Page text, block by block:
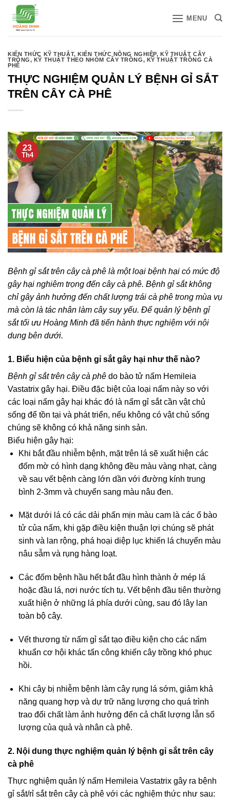
qua
MENU
KIẾN THỨC KỸ THUẬT,KIẾN THỨC NÔNG NGHIỆP,KỸ THUẬT CÂY
TRỒNG, KỸ THUẬT THEO NHÓM CÂY TRỒNG, KỸ THUẬT TRỒNG CÀ
PHÊ
THỰC NGHIỆM QUẢN LÝ BỆNH GỈ SẮT
TRÊN CÂY CÀ PHÊ
23
Th4
Bệnh gỉ sắt trên cây cà phê là một loại bệnh hại có mức độ
gây hại nghiêm trọng đến cây cà phê. Bệnh gỉ sắt không
chỉ gây ảnh hưởng đến chất lượng trái cà phê trong mùa vụ
mà còn là tác nhân làm cây suy yếu. Để quản lý bệnh gỉ
sắt tối ưu Hoàng Minh đã tiến hành thực nghiệm với nội
dung bên dưới.
1. Biểu hiện của bệnh gỉ sắt gây hại như thế nào?
Bệnh gỉ sắt trên cây cà phê do bào tử nấm Hemileia
Vastatrix gây hại. Điều đặc biệt của loại nấm này so với
các loại nấm gây hại khác đó là nấm gỉ sắt cần vật chủ
sống để tồn tại và phát triển, nếu không có vật chủ sống
chúng sẽ không có khả năng sinh sản.
Biểu hiện gây hại:
Khi bắt đầu nhiễm bệnh, mặt trên lá sẽ xuất hiện các
đốm mờ có hình dạng không đều màu vàng nhạt, càng
về sau vết bệnh càng lớn dần với đường kính trung
bình 2-3mm và chuyển sang màu nâu đen.
Mặt dưới lá có các dải phấn mịn màu cam là các ổ bào
tử của nấm, khi gặp điều kiện thuận lợi chúng sẽ phát
sinh và lan rộng, phá hoại diệp lục khiến lá chuyển màu
nâu sẫm và rụng hàng loạt.
Các đốm bệnh hầu hết bắt đầu hình thành ở mép lá
hoặc đầu lá, nơi nước tích tụ. Vết bệnh đầu tiên thường
xuất hiện ở những lá phía dưới cùng, sau đó lây lan
toàn bộ cây.
Vết thương từ nấm gỉ sắt tạo điều kiện cho các nấm
khuẩn cơ hội khác tấn công khiến cây trồng khó phục
hồi.
Khi cây bị nhiễm bệnh làm cây rụng lá sớm, giảm khả
năng quang hợp và dự trữ năng lượng cho quá trình
trao đổi chất làm ảnh hưởng đến cả chất lượng lẫn số
lượng của quả và nhân cà phê.
2. Nội dung thực nghiệm quản lý bệnh gỉ sắt trên cây
cà phê
Thực nghiệm quản lý nấm Hemileia Vastatrix gây ra bệnh
gỉ sắt/rỉ sắt trên cây cà phê với các nghiệm thức như sau: